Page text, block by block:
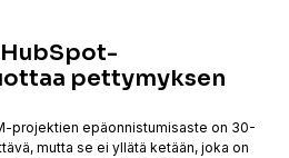
pettymyksen
projektien epäonnistumisaste on 30-
mutta se ei yllätä ketään, joka on